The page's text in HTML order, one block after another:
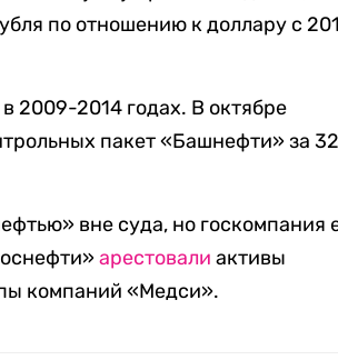
по отношению к доллару с
2009-2014 годах. В октябре
пакет «Башнефти» за
вне суда, но госкомпания
арестовали активы
компаний «Медси».